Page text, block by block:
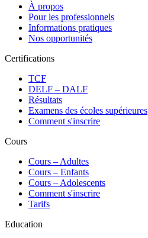
À propos
Pour les professionnels
Informations pratiques
Nos opportunités
Certifications
TCF
DELF – DALF
Résultats
Examens des écoles supérieures
Comment s'inscrire
Cours
Сours – Adultes
Cours – Enfants
Cours – Adolescents
Comment s'inscrire
Tarifs
Education